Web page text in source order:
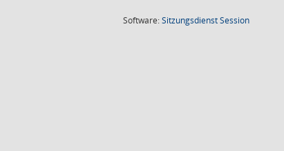
Software:SitzungsdienstSession(Wird in